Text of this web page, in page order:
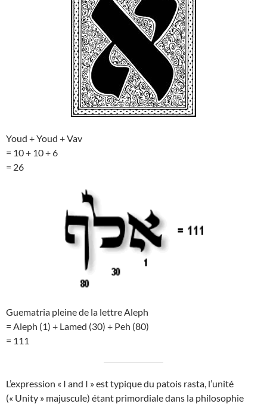
Youd + Youd + Vav
= 10 + 10 + 6
= 26
Guematria pleine de la lettre Aleph
= Aleph (1) + Lamed (30) + Peh (80)
= 111
L’expression « I and I » est typique du patois rasta, l’unité
(« Unity » majuscule) étant primordiale dans la philosophie